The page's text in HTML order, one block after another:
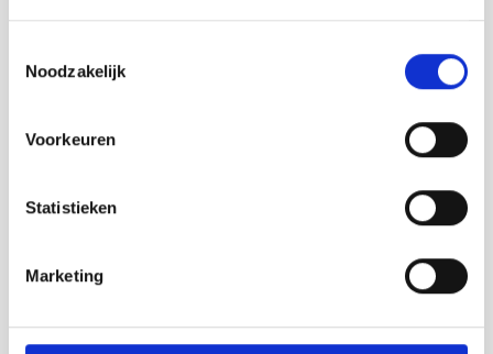
Noodzakelijk
Voorkeuren
Statistieken
Marketing